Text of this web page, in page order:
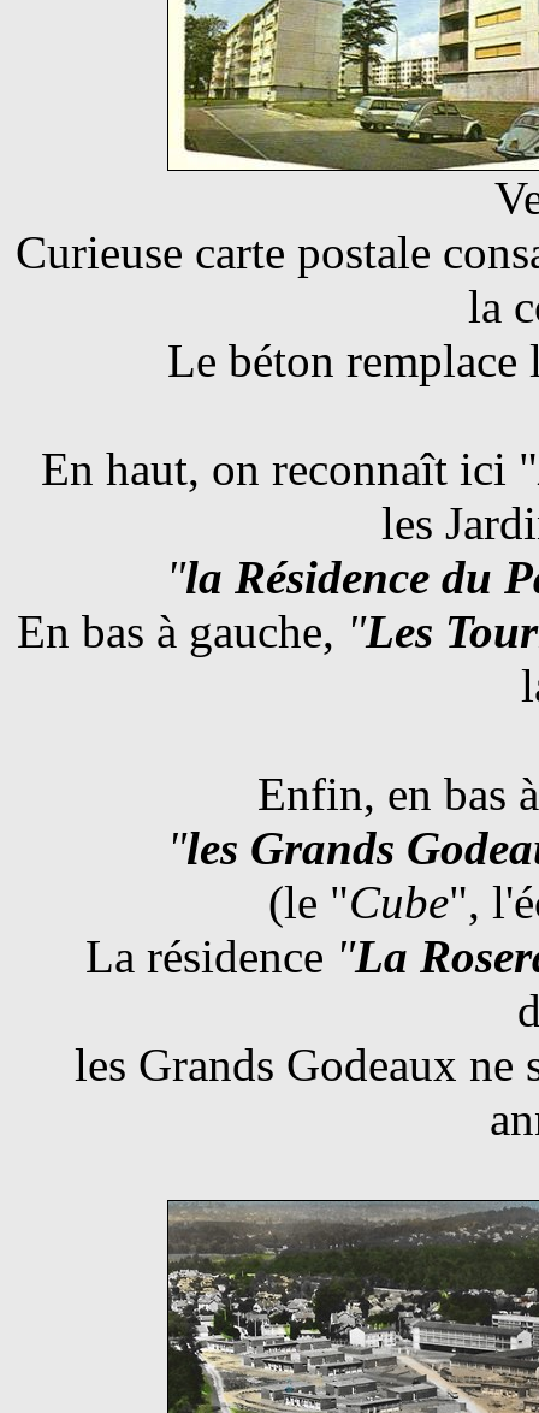
Curieuse carte postale
la
Le béton
En haut, on reconnaît ici "
les
"la Résidence du
En bas à gauche, "Les
Enfin, en bas
"les Grands
(le "Cube",
La résidence "La
les Grands Godeaux ne